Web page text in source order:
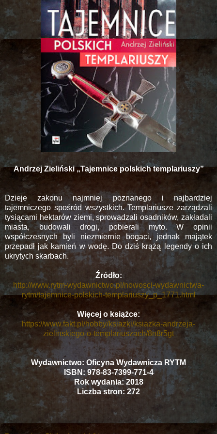
Andrzej Zieliński „Tajemnice polskich templariuszy”
Dzieje zakonu najmniej poznanego i najbardziej
tajemniczego spośród wszystkich. Templariusze zarządzali
tysiącami hektarów ziemi, sprowadzali osadników, zakładali
miasta, budowali drogi, pobierali myto. W opinii
współczesnych byli niezmiernie bogaci, jednak majątek
przepadł jak kamień w wodę. Do dziś krążą legendy o ich
ukrytych skarbach.
Źródło:
http://www.rytm-wydawnictwo.pl/nowosci-wydawnictwa-
rytm/tajemnice-polskich-templariuszy_p_1771.html
Więcej o książce:
https://www.fakt.pl/hobby/ksiazki/ksiazka-andrzeja-
zielinskiego-o-templariuszach/8n8r5gt
Wydawnictwo: Oficyna Wydawnicza RYTM
ISBN: 978-83-7399-771-4
Rok wydania: 2018
Liczba stron: 272